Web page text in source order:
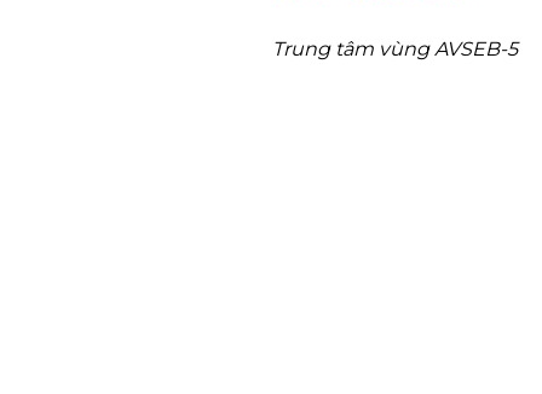
Trung tâm vùng AVSEB-5